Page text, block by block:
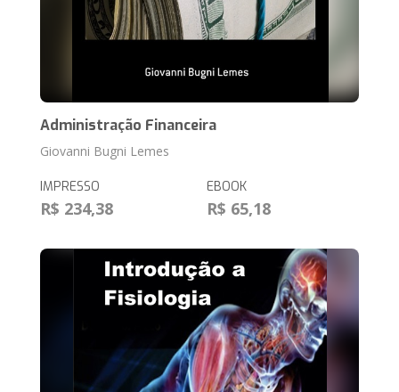
Administração Financeira
Giovanni Bugni Lemes
IMPRESSO
R$ 234,38
EBOOK
R$ 65,18